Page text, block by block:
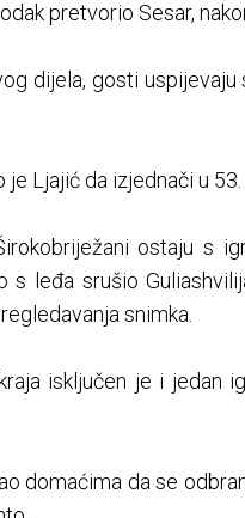
pretvorio Sesar,
dijela, gosti
je Ljajić da izjednači u
ostaju s
s leđa srušio
snimka.
isključen je i jedan
domaćima da se